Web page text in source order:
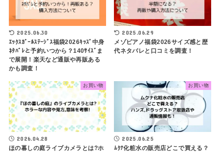
2025.06.30
ｴｯｸｽｶﾞｰﾙｽﾃｰｼﾞｽ福袋2026ｷｯｽﾞ中身
ﾈﾀﾊﾞﾚと予約いつから？140ｻｲｽﾞま
で展開！楽天など通販や再販ある
かも調査！
2025.06.29
メゾピアノ福袋2026サイズ感と歴
代ネタバレと口コミを調査！
お買い物
2026.04.28
ほの暮しの庭ライブカメラとは?ホ
お買い物
2025.06.25
ﾑｸﾅ化粧水の販売店どこで買える？